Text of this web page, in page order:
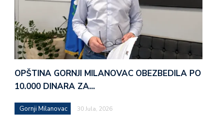
OPŠTINA GORNJI MILANOVAC OBEZBEDILA PO
10.000 DINARA ZA…
Gornji Milanovac 30 Jula, 2026